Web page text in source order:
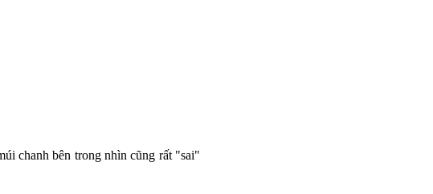
chanh bên trong nhìn cũng rất "sai"